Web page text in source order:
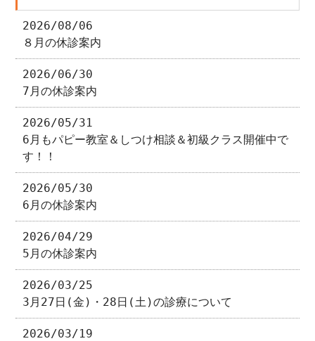
2026/08/06
８月の休診案内
2026/06/30
7月の休診案内
2026/05/31
6月もパピー教室＆しつけ相談＆初級クラス開催中で
す！！
2026/05/30
6月の休診案内
2026/04/29
5月の休診案内
2026/03/25
3月27日(金)・28日(土)の診療について
2026/03/19